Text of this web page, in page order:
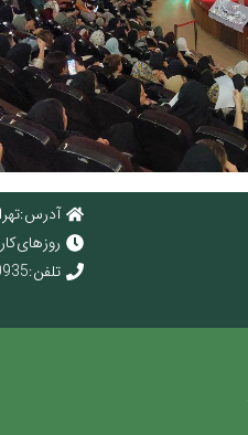
آدرس :
روز های کاری
تلفن : 02166920935